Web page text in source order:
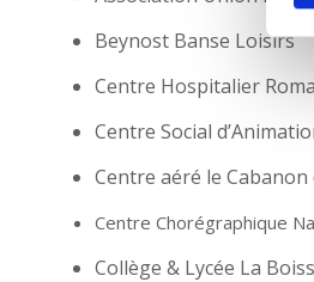
o
n
u
c
n
e
n
Beynost Banse Loisirs
Centre Hospitalier
Centre Social
Centre aéré le
Centre Chorégraphique
Collège & Lycée La